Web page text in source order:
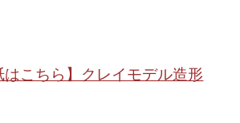
はこちら】クレイモデル造形